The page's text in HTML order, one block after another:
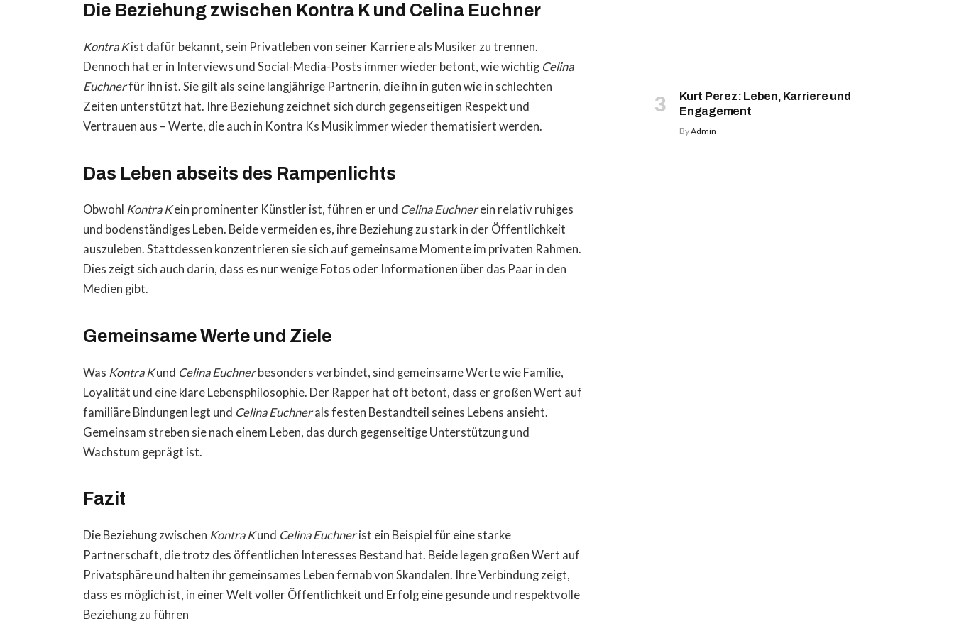
Die Beziehung zwischen Kontra K und Celina Euchner
Kontra Kist dafür bekannt, sein Privatleben von seiner Karriere als Musiker zu trennen.
Dennoch hat er in Interviews und Social-Media-Posts immer wieder betont, wie wichtig Celina
Euchnerfür ihn ist. Sie gilt als seine langjährige Partnerin, die ihn in guten wie in schlechten
Zeiten unterstützt hat. Ihre Beziehung zeichnet sich durch gegenseitigen Respekt und
Vertrauen aus – Werte, die auch in Kontra Ks Musik immer wieder thematisiert werden.
Das Leben abseits des Rampenlichts
Obwohl Kontra Kein prominenter Künstler ist, führen er und Celina Euchnerein relativ ruhiges
und bodenständiges Leben. Beide vermeiden es, ihre Beziehung zu stark in der Öffentlichkeit
auszuleben. Stattdessen konzentrieren sie sich auf gemeinsame Momente im privaten Rahmen.
Dies zeigt sich auch darin, dass es nur wenige Fotos oder Informationen über das Paar in den
Medien gibt.
Gemeinsame Werte und Ziele
Was Kontra Kund Celina Euchnerbesonders verbindet, sind gemeinsame Werte wie Familie,
Loyalität und eine klare Lebensphilosophie. Der Rapper hat oft betont, dass er großen Wert auf
familiäre Bindungen legt und Celina Euchnerals festen Bestandteil seines Lebens ansieht.
Gemeinsam streben sie nach einem Leben, das durch gegenseitige Unterstützung und
Wachstum geprägt ist.
Fazit
Die Beziehung zwischen Kontra Kund Celina Euchnerist ein Beispiel für eine starke
Partnerschaft, die trotz des öffentlichen Interesses Bestand hat. Beide legen großen Wert auf
Privatsphäre und halten ihr gemeinsames Leben fernab von Skandalen. Ihre Verbindung zeigt,
dass es möglich ist, in einer Welt voller Öffentlichkeit und Erfolg eine gesunde und respektvolle
Beziehung zu führen
Kurt Perez: Leben, Karriere und
Engagement
ByAdmin